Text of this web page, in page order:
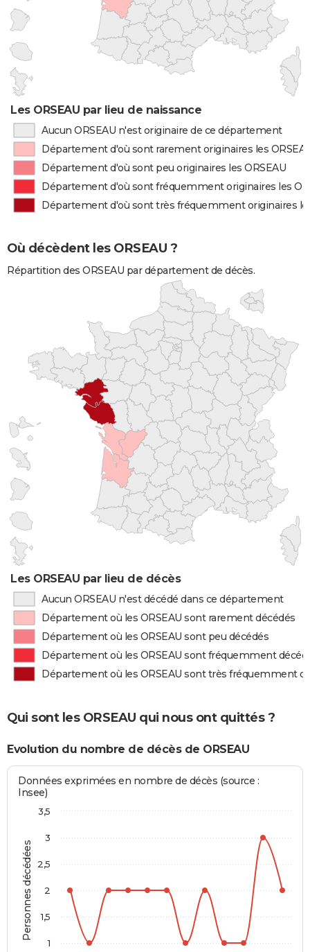
Les ORSEAU par lieu de naissance
Aucun ORSEAU n'est originaire de ce département
Département d'où sont rarement originaires les
Département d'où sont peu originaires les ORSEAU
Département d'où sont fréquemment originaires les
Département d'où sont très fréquemment originaires
Où décèdent les ORSEAU ?
Répartition des ORSEAU par département de décès.
Les ORSEAU par lieu de décès
Aucun ORSEAU n'est décédé dans ce département
Département où les ORSEAU sont rarement décédés
Département où les ORSEAU sont peu décédés
Département où les ORSEAU sont fréquemment
Département où les ORSEAU sont très fréquemment
Qui sont les ORSEAU qui nous ont quittés ?
Evolution du nombre de décès de ORSEAU
Personnes décédées
Données exprimées en nombre de décès (source :
Insee)
1
1,5
2
2,5
3
3,5